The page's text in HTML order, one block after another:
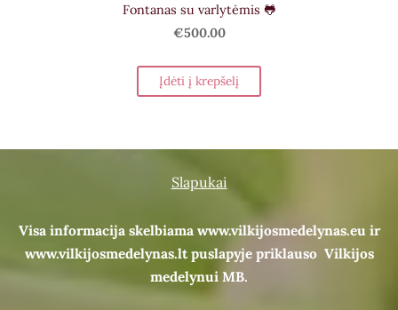
Fontanas su varlytėmis 🐸
€500.00
Įdėti į krepšelį
Slapukai
Visa informacija skelbiama www.vilkijosmedelynas.eu ir
www.vilkijosmedelynas.lt puslapyje priklauso Vilkijos
medelynui MB.